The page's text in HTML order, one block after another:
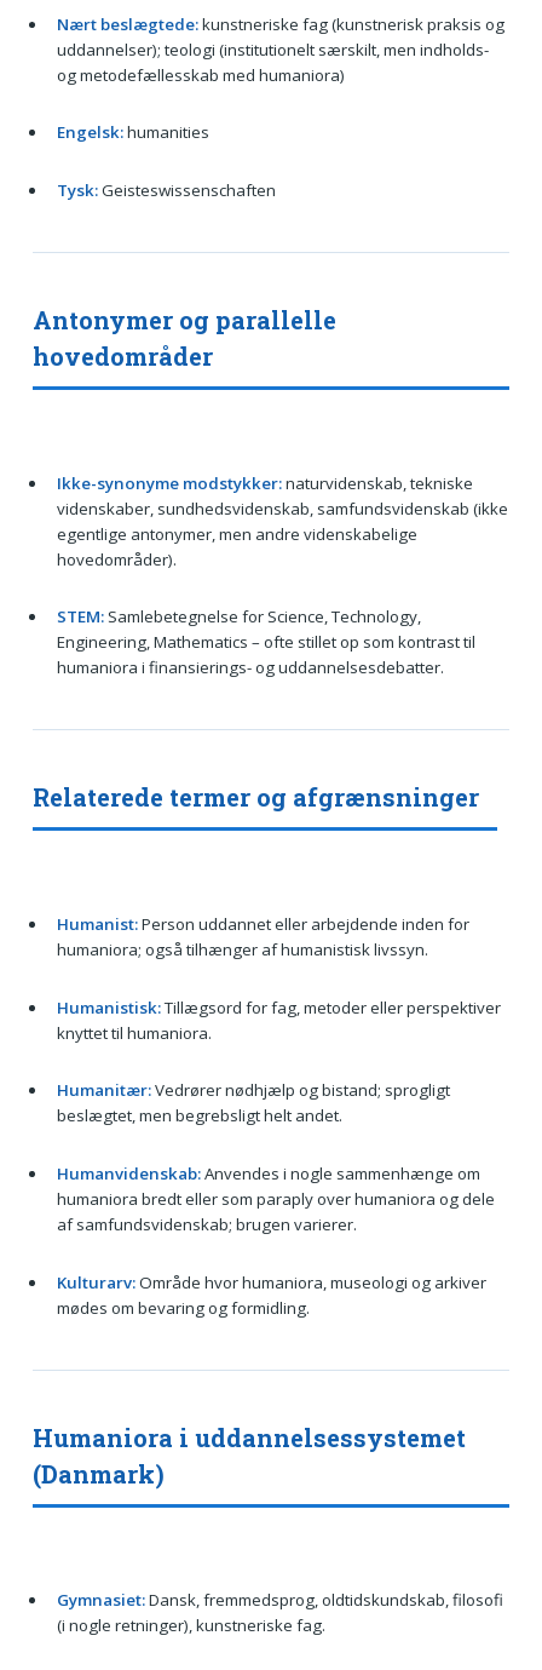
Nært beslægtede:kunstneriske fag (kunstnerisk praksis og
uddannelser); teologi (institutionelt særskilt, men indholds-
og metodefællesskab med humaniora)
Engelsk:humanities
Tysk:Geisteswissenschaften
Antonymer og parallelle
hovedområder
Ikke-synonyme modstykker:naturvidenskab, tekniske
videnskaber, sundhedsvidenskab, samfundsvidenskab (ikke
egentlige antonymer, men andre videnskabelige
hovedområder).
STEM:Samlebetegnelse for Science, Technology,
Engineering, Mathematics – ofte stillet op som kontrast til
humaniora i finansierings- og uddannelsesdebatter.
Relaterede termer og afgrænsninger
Humanist:Person uddannet eller arbejdende inden for
humaniora; også tilhænger af humanistisk livssyn.
Humanistisk:Tillægsord for fag, metoder eller perspektiver
knyttet til humaniora.
Humanitær:Vedrører nødhjælp og bistand; sprogligt
beslægtet, men begrebsligt helt andet.
Humanvidenskab:Anvendes i nogle sammenhænge om
humaniora bredt eller som paraply over humaniora og dele
af samfundsvidenskab; brugen varierer.
Kulturarv:Område hvor humaniora, museologi og arkiver
mødes om bevaring og formidling.
Humaniora i uddannelsessystemet
(Danmark)
Gymnasiet:Dansk, fremmedsprog, oldtidskundskab, filosofi
(i nogle retninger), kunstneriske fag.